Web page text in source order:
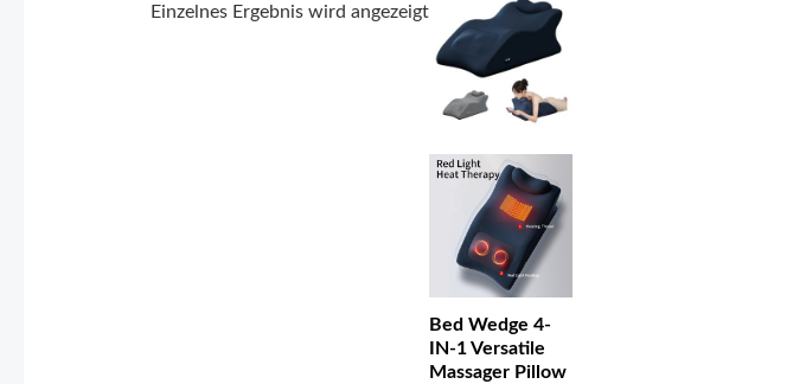
Einzelnes Ergebnis wird angezeigt
Bed Wedge 4-
IN-1 Versatile
Massager Pillow